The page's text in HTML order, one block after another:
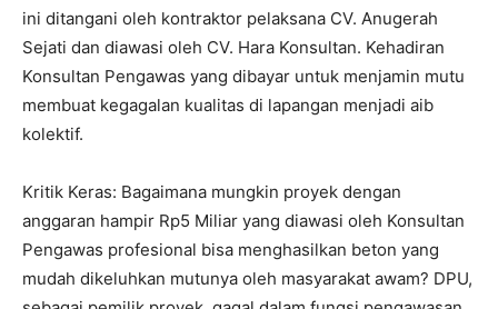
ini ditangani oleh kontraktor pelaksana CV. Anugerah
Sejati dan diawasi oleh CV. Hara Konsultan. Kehadiran
Konsultan Pengawas yang dibayar untuk menjamin mutu
membuat kegagalan kualitas di lapangan menjadi aib
kolektif.
Kritik Keras: Bagaimana mungkin proyek dengan
anggaran hampir Rp5 Miliar yang diawasi oleh Konsultan
Pengawas profesional bisa menghasilkan beton yang
mudah dikeluhkan mutunya oleh masyarakat awam? DPU,